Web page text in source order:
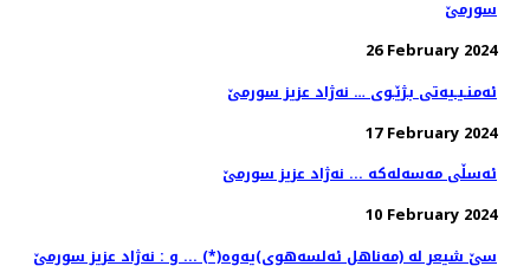
سورمێ
26 February 2024
ئه‌منـیـیه‌تی بـژێـوی … نه‌ژاد عزیز سورمێ
17 February 2024
ئه‌سڵی مه‌سه‌له‌كه‌ ... نه‌ژاد عزیز سورمێ
10 February 2024
سێ شیعر له‌ (مەناهل ئەلسەهوی)یه‌وه‌(*) ... و : نه‌ژاد عزیز سورمێ